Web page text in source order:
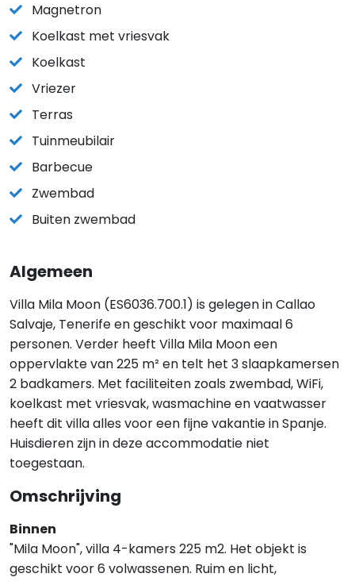
Magnetron
Koelkast met vriesvak
Koelkast
Vriezer
Terras
Tuinmeubilair
Barbecue
Zwembad
Buiten zwembad
Algemeen
Villa Mila Moon (ES6036.700.1) is gelegen in Callao
Salvaje, Tenerife en geschikt voor maximaal 6
personen. Verder heeft Villa Mila Moon een
oppervlakte van 225 m² en telt het 3 slaapkamersen
2 badkamers. Met faciliteiten zoals zwembad, WiFi,
koelkast met vriesvak, wasmachine en vaatwasser
heeft dit villa alles voor een fijne vakantie in Spanje.
Huisdieren zijn in deze accommodatie niet
toegestaan.
Omschrijving
Binnen
"Mila Moon", villa 4-kamers 225 m2. Het objekt is
geschikt voor 6 volwassenen. Ruim en licht,